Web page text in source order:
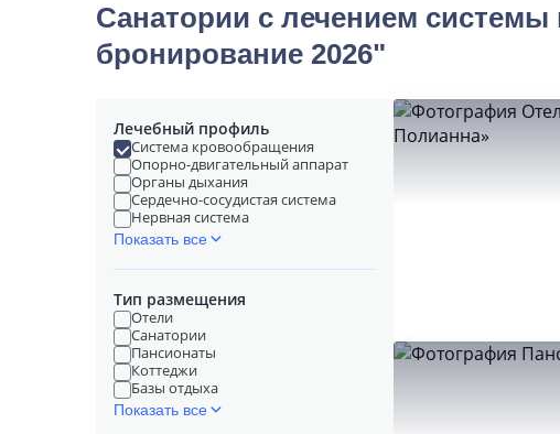
Санатории с лечением
бронирование 2026"
Лечебный профиль
Система кровообращения
Опорно-двигательный аппарат
Органы дыхания
Сердечно-сосудистая система
Нервная система
Показать все
Тип размещения
Отели
Санатории
Пансионаты
Коттеджи
Базы отдыха
Показать все